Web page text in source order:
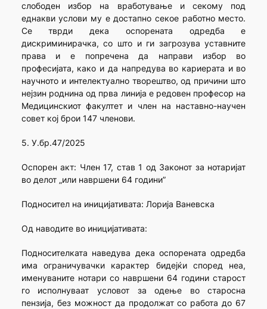
слободен избор на вработување и секому под
еднакви услови му е достапно секое работно место.
Се тврди дека оспорената одредба е
дискриминирачка, со што и ги загрозува уставните
права и е попречена да направи избор во
професијата, како и да напредува во кариерата и во
научното и интелектуално творештво, од причини што
нејзин роднина од прва линија е редовен професор на
Медицинскиот факултет и член на наставно-научен
совет кој брои 147 членови.
5. У.бр.47/2025
Оспорен акт: Член 17, став 1 од Законот за нотаријат
во делот „или навршени 64 години”
Подносител на иницијативата: Лорија Ваневска
Од наводите во иницијативата:
Подносителката наведува дека оспорената одредба
има ограничувачки карактер бидејќи според неа,
именуваните нотари со навршени 64 години старост
го исполнуваат условот за одење во старосна
пензија, без можност да продолжат со работа до 67